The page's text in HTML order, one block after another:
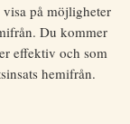
på möjligheter
Du kommer
effektiv och som
hemifrån.